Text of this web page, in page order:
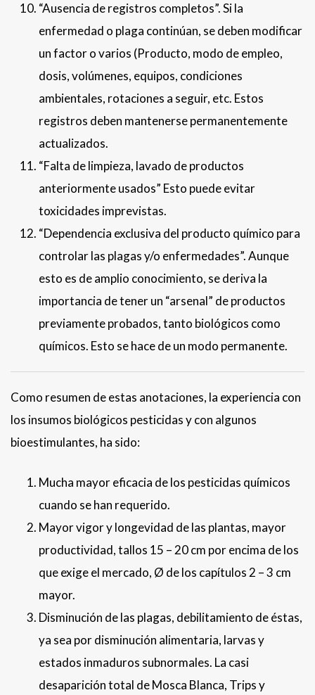
“Ausencia de registros completos”. Si la
enfermedad o plaga continúan, se deben modificar
un factor o varios (Producto, modo de empleo,
dosis, volúmenes, equipos, condiciones
ambientales, rotaciones a seguir, etc. Estos
registros deben mantenerse permanentemente
actualizados.
“Falta de limpieza, lavado de productos
anteriormente usados” Esto puede evitar
toxicidades imprevistas.
“Dependencia exclusiva del producto químico para
controlar las plagas y/o enfermedades”. Aunque
esto es de amplio conocimiento, se deriva la
importancia de tener un “arsenal” de productos
previamente probados, tanto biológicos como
químicos. Esto se hace de un modo permanente.
Como resumen de estas anotaciones, la experiencia con
los insumos biológicos pesticidas y con algunos
bioestimulantes, ha sido:
Mucha mayor eficacia de los pesticidas químicos
cuando se han requerido.
Mayor vigor y longevidad de las plantas, mayor
productividad, tallos 15 – 20 cm por encima de los
que exige el mercado, Ø de los capítulos 2 – 3 cm
mayor.
Disminución de las plagas, debilitamiento de éstas,
ya sea por disminución alimentaria, larvas y
estados inmaduros subnormales. La casi
desaparición total de Mosca Blanca, Trips y